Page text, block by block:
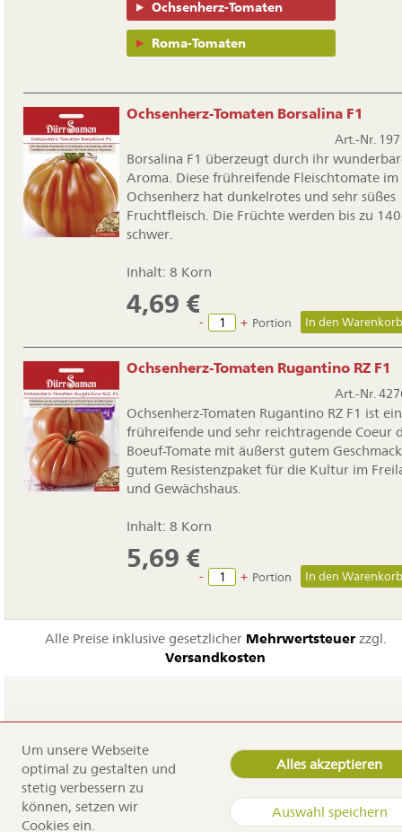
Ochsenherz-Tomaten
Roma-Tomaten
Ochsenherz-Tomaten Borsalina F1
Art.-Nr.
Borsalina F1 überzeugt durch ihr
Aroma. Diese frühreifende Fleischtomate im
Ochsenherz hat dunkelrotes und sehr süßes
Fruchtfleisch. Die Früchte werden bis zu
schwer.
Inhalt: 8 Korn
4,69 €
- + Portion
Ochsenherz-Tomaten Rugantino RZ F1
Art.-Nr.
Ochsenherz-Tomaten Rugantino RZ F1 ist
frühreifende und sehr reichtragende Coeur
Boeuf-Tomate mit äußerst gutem
gutem Resistenzpaket für die Kultur im
und Gewächshaus.
Inhalt: 8 Korn
5,69 €
- + Portion
Alle Preise inklusive gesetzlicher Mehrwertsteuerzzgl.
Versandkosten
Navigation
überspringen
Service
Kontakt
Anfahrt
Um unsere Webseite
optimal zu gestalten und
stetig verbessern zu
können, setzen wir
Cookies ein.
Alles akzeptieren
Auswahl speichern